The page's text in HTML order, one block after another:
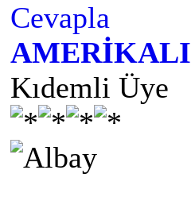
Cevapla
AMERİKALI
Kıdemli Üye